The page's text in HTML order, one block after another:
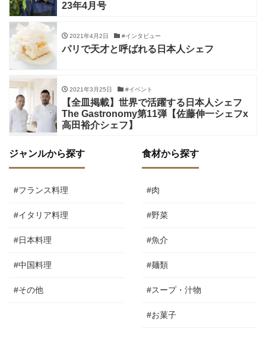
23年4月号
2021年4月2日 #インタビュー
パリで天才と呼ばれる日本人シェフ
2021年3月25日 #イベント
【全皿掲載】世界で活躍する日本人シェフ
The Gastronomy第11弾【佐藤伸一シェフx
高田裕介シェフ】
ジャンルから探す
#フランス料理
#イタリア料理
#日本料理
#中国料理
#その他
食材から探す
#肉
#野菜
#魚介
#麺類
#スープ・汁物
#お菓子